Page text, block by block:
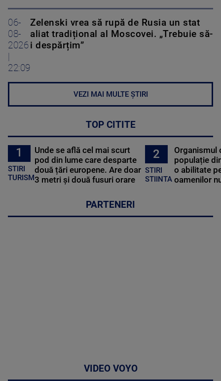
06-
08-
2026
|
22:09
Zelenski vrea să rupă de Rusia un stat
aliat tradițional al Moscovei. „Trebuie să-
i despărțim”
VEZI MAI MULTE ȘTIRI
TOP CITITE
1
STIRI
TURISM
Unde se află cel mai scurt
pod din lume care desparte
două țări europene. Are doar
3 metri și două fusuri orare
2
STIRI
STIINTA
Organismul
populație
o abilitate
oamenilor
PARTENERI
VIDEO VOYO